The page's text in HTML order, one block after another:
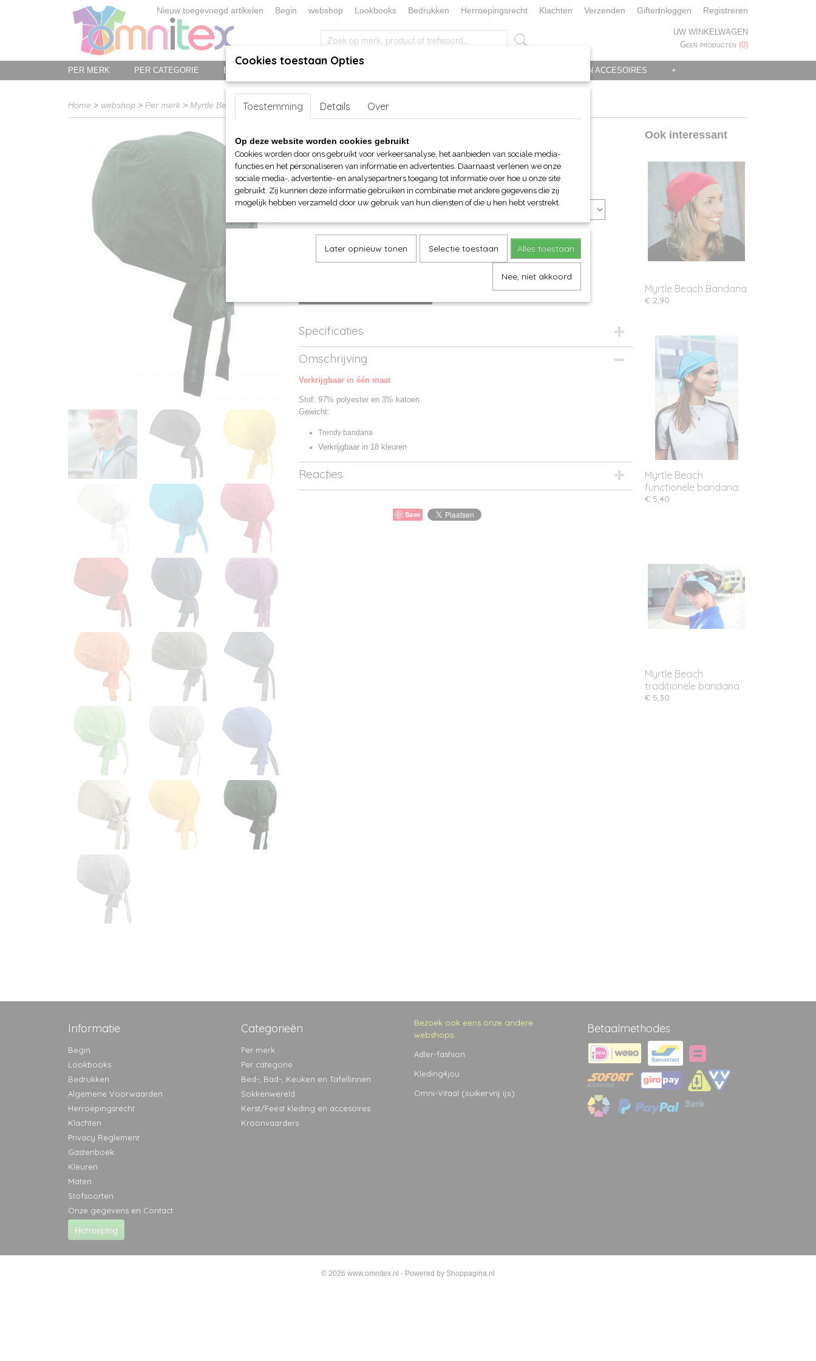
Nieuw toegevoegd artikelen Begin webshop Lookbooks Bedrukken Herroepingsrecht Klachten Verzenden GiftenInloggen Registreren
UW WINKELWAGEN
Geen producten (0)
PER MERK PER CATEGORIE BED-, BAD-, KEUKEN EN TAFELLINNEN KERST/FEEST KLEDING EN ACCESOIRES +
Home > webshop > Per merk > Myrtle Beach hoofd-handen> Bandanas> Myrtle Beach Banada Hat
Myrtle Beach Banada Hat
€ 3,50 (inclusief btw 21%)
Maat Kleuren
Specificaties
Productcode
Productcode leverancier
Omschrijving
Verkrijgbaar in één maat
Stof: 97% polyester en 3% katoen
Gewicht:
Trendy bandana
Verkrijgbaar in 18 kleuren
Reacties
Save
Ook interessant
Myrtle Beach Bandana
€ 2,90
Myrtle Beach
functionele bandana
€ 5,40
Myrtle Beach
traditionele bandana
€ 5,30
Informatie
Begin
Lookbooks
Bedrukken
Algemene Voorwaarden
Herroepingsrecht
Klachten
Privacy Reglement
Gastenboek
Kleuren
Maten
Stofsoorten
Onze gegevens en Contact
Herroeping
Categorieën
Per merk
Per categorie
Bed-, Bad-, Keuken en Tafellinnen
Sokkenwereld
Kerst/Feest kleding en accesoires
Kroonvaarders
Bezoek ook eens onze andere
webshops:
Adler-fashion
Kleding4jou
Omni-Vitaal (suikervrij ijs)
Betaalmethodes
© 2026 www.omnitex.nl - Powered by Shoppagina.nl
Cookies toestaan Opties
Toestemming Details Over
Op deze website worden cookies gebruikt
Cookies worden door ons gebruikt voor verkeersanalyse, het aanbieden van sociale media-
functies en het personaliseren van informatie en advertenties. Daarnaast verlenen we onze
sociale media-, advertentie- en analysepartners toegang tot informatie over hoe u onze site
gebruikt. Zij kunnen deze informatie gebruiken in combinatie met andere gegevens die zij
mogelijk hebben verzameld door uw gebruik van hun diensten of die u hen hebt verstrekt.
Later opnieuw tonen Selectie toestaan Alles toestaan
Nee, niet akkoord